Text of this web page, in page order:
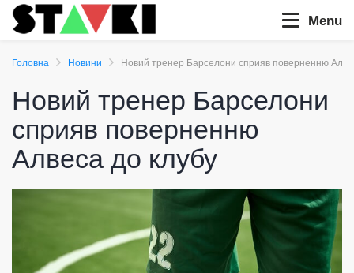
Menu
Головна Новини Новий тренер Барселони сприяв поверненню
Новий тренер Барселони
сприяв поверненню
Алвеса до клубу